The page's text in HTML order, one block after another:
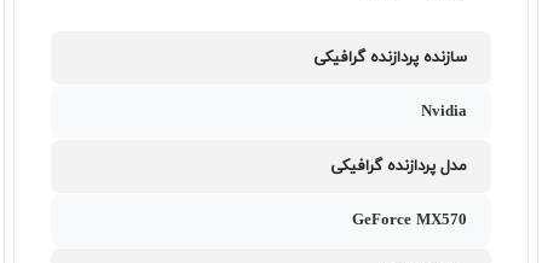
سازنده پردازنده گرافیکی
Nvidia
مدل پردازنده گرافیکی
GeForce MX570